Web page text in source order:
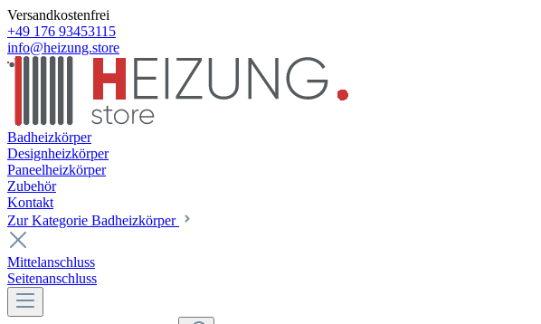
Versandkostenfrei
+49 176 93453115
info@heizung.store
Badheizkörper
Designheizkörper
Paneelheizkörper
Zubehör
Kontakt
Zur Kategorie Badheizkörper
Mittelanschluss
Seitenanschluss